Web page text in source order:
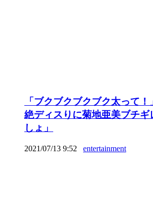
「ブクブクブクブク太って
絶ディスりに菊地亜美ブチギ
しょ」
2021/07/13 9:52 entertainment